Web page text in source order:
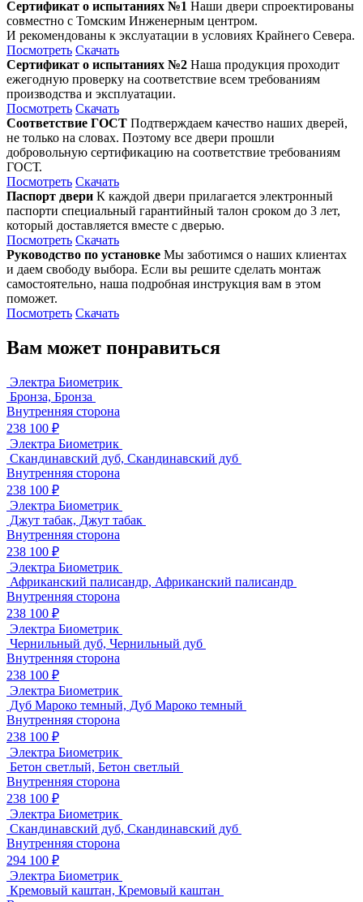
Сертификат о испытаниях №1 Наши двери спроектированы
совместно с Томским Инженерным центром.
И рекомендованы к экслуатации в условиях Крайнего Севера.
Посмотреть Скачать
Сертификат о испытаниях №2 Наша продукция проходит
ежегодную проверку на соответствие всем требованиям
производства и эксплуатации.
Посмотреть Скачать
Соответствие ГОСТ Подтверждаем качество наших дверей,
не только на словах. Поэтому все двери прошли
добровольную сертификацию на соответствие требованиям
ГОСТ.
Посмотреть Скачать
Паспорт двери К каждой двери прилагается электронный
паспорти специальный гарантийный талон сроком до 3 лет,
который доставляется вместе с дверью.
Посмотреть Скачать
Руководство по установке Мы заботимся о наших клиентах
и даем свободу выбора. Если вы решите сделать монтаж
самостоятельно, наша подробная инструкция вам в этом
поможет.
Посмотреть Скачать
Вам может понравиться
Электра Биометрик
Бронза, Бронза
Внутренняя сторона
238 100 ₽
Электра Биометрик
Скандинавский дуб, Скандинавский дуб
Внутренняя сторона
238 100 ₽
Электра Биометрик
Джут табак, Джут табак
Внутренняя сторона
238 100 ₽
Электра Биометрик
Африканский палисандр, Африканский палисандр
Внутренняя сторона
238 100 ₽
Электра Биометрик
Чернильный дуб, Чернильный дуб
Внутренняя сторона
238 100 ₽
Электра Биометрик
Дуб Мароко темный, Дуб Мароко темный
Внутренняя сторона
238 100 ₽
Электра Биометрик
Бетон светлый, Бетон светлый
Внутренняя сторона
238 100 ₽
Электра Биометрик
Скандинавский дуб, Скандинавский дуб
Внутренняя сторона
294 100 ₽
Электра Биометрик
Кремовый каштан, Кремовый каштан